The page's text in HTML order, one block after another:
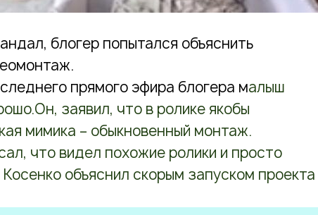
блогер попытался объяснить
прямого эфира блогера малыш
заявил, что в ролике якобы
мимика – обыкновенный монтаж.
что видел похожие ролики и просто
объяснил скорым запуском проекта